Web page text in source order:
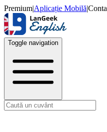
Premium|Aplicație Mobilă|
Toggle navigation